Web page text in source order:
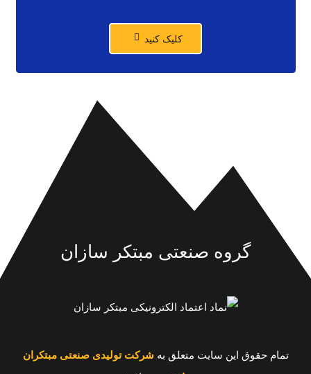
کلیک کنید
گروه صنعتی مبتکر سازان
تمام حقوق این سایت متعلق به شرکت تولیدی صنعتی مبتکران